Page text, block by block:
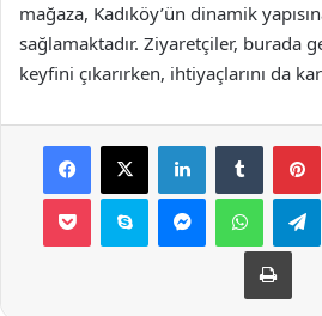
mağaza, Kadıköy’ün dinamik
sağlamaktadır. Ziyaretçiler, burada
keyfini çıkarırken, ihtiyaçlarını da
Facebook
X LinkedInTumblr
Pocket Skype Messenger